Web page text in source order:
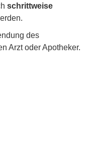
schrittweise
des
Arzt oder Apotheker.